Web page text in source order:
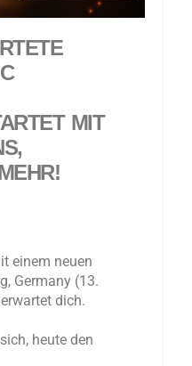
MIT
einem neuen
Germany (13.
dich.
heute den